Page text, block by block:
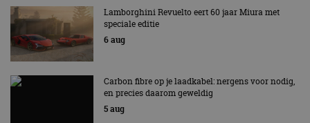
Lamborghini Revuelto eert 60 jaar Miura met
speciale editie
6 aug
Carbon fibre op je laadkabel: nergens voor nodig,
en precies daarom geweldig
5 aug